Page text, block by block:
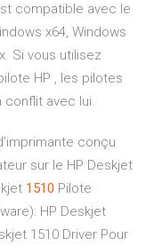
compatible avec le
x64, Windows
Si vous utilisez
HP , les pilotes
avec lui.
conçu
sur le HP Deskjet
1510 Pilote
HP Deskjet
1510 Driver Pour